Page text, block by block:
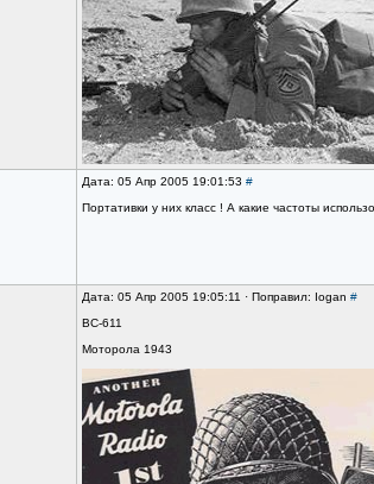
Дата: 05 Апр 2005 19:01:53 #
Портативки у них класс ! А какие частоты
Дата: 05 Апр 2005 19:05:11 · Поправил: Iogan #
BC-611
Моторола 1943